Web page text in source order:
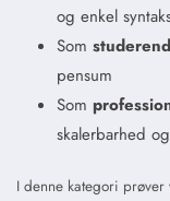
og enkel
Som
pensum
Som
skalerbarhed
I denne kategori